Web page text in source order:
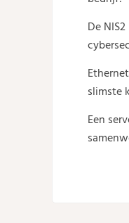
De
slimste
Een